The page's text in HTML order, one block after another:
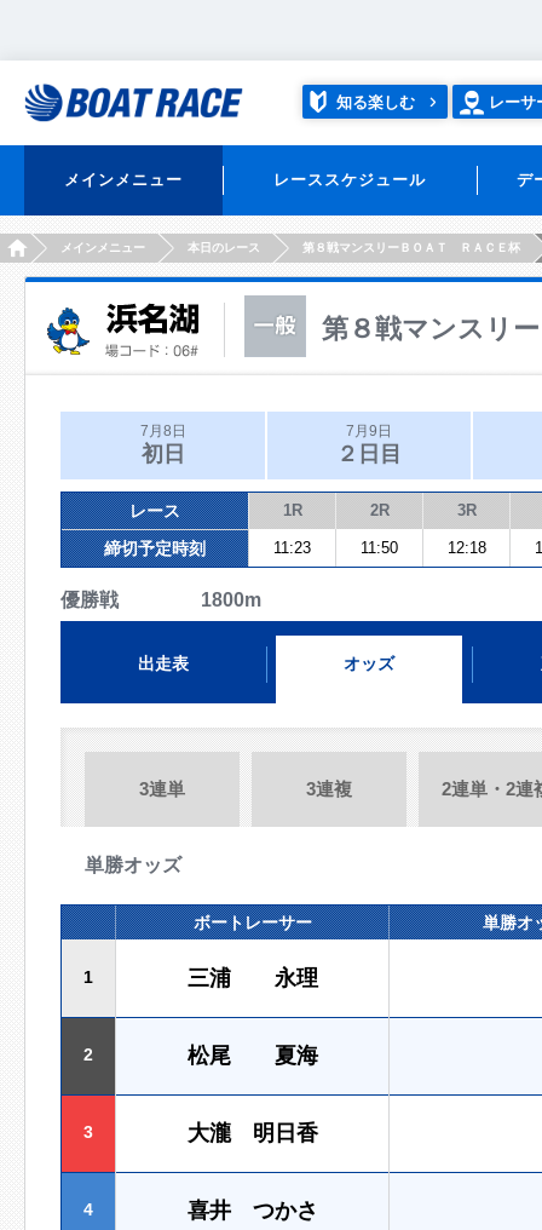
知る楽しむ レーサ
メインメニュー レーススケジュール デ
HOMEメインメニュー 本日のレース 第８戦マンスリーＢＯＡＴ ＲＡＣＥ杯
第８戦マンスリ
7月8日
初日
7月9日
２日目
レース 1R 2R 3R
締切予定時刻 11:23 11:50 12:18
優勝戦 1800m
出走表 オッズ
3連単 3連複 2連単・2連
単勝オッズ
ボートレーサー 単勝オ
1 三浦 永理
2 松尾 夏海
3 大瀧 明日香
4 喜井 つかさ